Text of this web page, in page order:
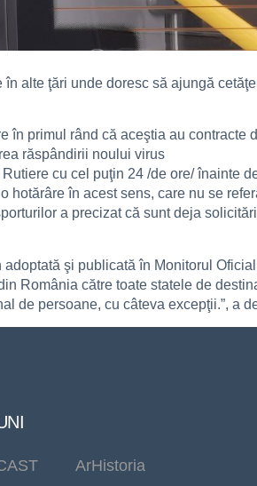
alte ţări unde doresc să ajungă
în primul rând că aceştia au contracte
răspândirii noului virus
cu cel puţin 24 /de ore/ înainte
hotărâre în acest sens, care nu se
a precizat că sunt deja
şi publicată în Monitorul
România către toate statele de
de persoane, cu câteva excepţii.”, a
ArHistoria